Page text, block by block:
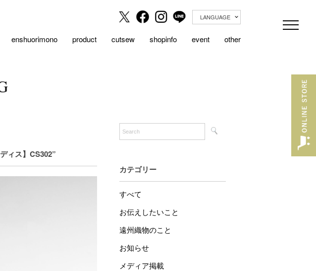
LANGUAGE
enshuorimono product cutsew shopinfo event other
ィス】CS302”
カテゴリー
すべて
お伝えしたいこと
遠州織物のこと
お知らせ
メディア掲載